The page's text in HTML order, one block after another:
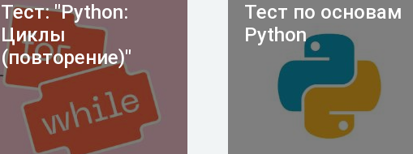
Тест: "Python:
Циклы
(повторение)"
Тест по основам
Python